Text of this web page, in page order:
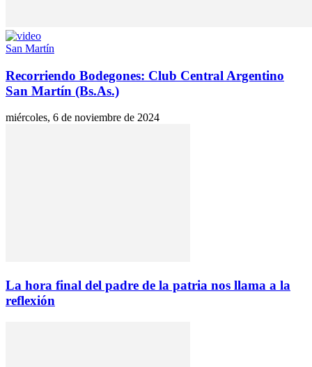
San Martín
Recorriendo Bodegones: Club Central Argentino
San Martín (Bs.As.)
miércoles, 6 de noviembre de 2024
La hora final del padre de la patria nos llama a la
reflexión